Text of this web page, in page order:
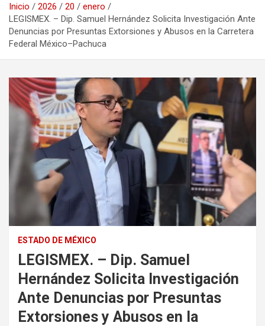
Inicio 2026 20
enero
LEGISMEX. – Dip. Samuel Hernández Solicita Investigación Ante
Denuncias por Presuntas Extorsiones y Abusos en la Carretera
Federal México–Pachuca
ESTADO DE MÉXICO
LEGISMEX. – Dip. Samuel
Hernández Solicita Investigación
Ante Denuncias por Presuntas
Extorsiones y Abusos en la